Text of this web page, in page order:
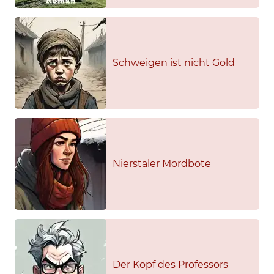
Schweigen ist nicht Gold
Nierstaler Mordbote
Der Kopf des Professors